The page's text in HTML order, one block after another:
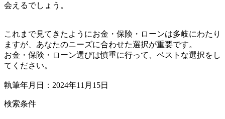
会えるでしょう。
これまで見てきたようにお金・保険・ローンは多岐にわたり
ますが、あなたのニーズに合わせた選択が重要です。
お金・保険・ローン選びは慎重に行って、ベストな選択をし
てください。
執筆年月日：2024年11月15日
検索条件